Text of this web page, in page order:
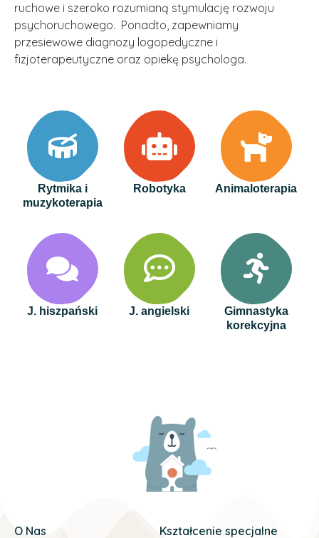
Animaloterapia
Robotyka
Rytmika i
muzykoterapia
J. hiszpański J. angielski
Gimnastyka
korekcyjna
ruchowe i szeroko rozumianą stymulację rozwoju
psychoruchowego. Ponadto, zapewniamy
przesiewowe diagnozy logopedyczne i
fizjoterapeutyczne oraz opiekę psychologa.
O Nas Kształcenie specjalne